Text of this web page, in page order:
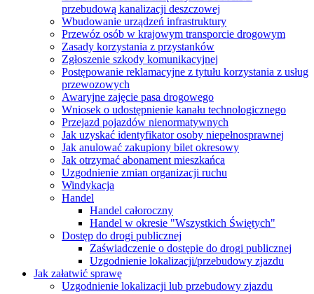
przebudową kanalizacji deszczowej
Wbudowanie urządzeń infrastruktury
Przewóz osób w krajowym transporcie drogowym
Zasady korzystania z przystanków
Zgłoszenie szkody komunikacyjnej
Postępowanie reklamacyjne z tytułu korzystania z usług
przewozowych
Awaryjne zajęcie pasa drogowego
Wniosek o udostępnienie kanału technologicznego
Przejazd pojazdów nienormatywnych
Jak uzyskać identyfikator osoby niepełnosprawnej
Jak anulować zakupiony bilet okresowy
Jak otrzymać abonament mieszkańca
Uzgodnienie zmian organizacji ruchu
Windykacja
Handel
Handel całoroczny
Handel w okresie "Wszystkich Świętych"
Dostęp do drogi publicznej
Zaświadczenie o dostępie do drogi publicznej
Uzgodnienie lokalizacji/przebudowy zjazdu
Jak załatwić sprawę
Uzgodnienie lokalizacji lub przebudowy zjazdu